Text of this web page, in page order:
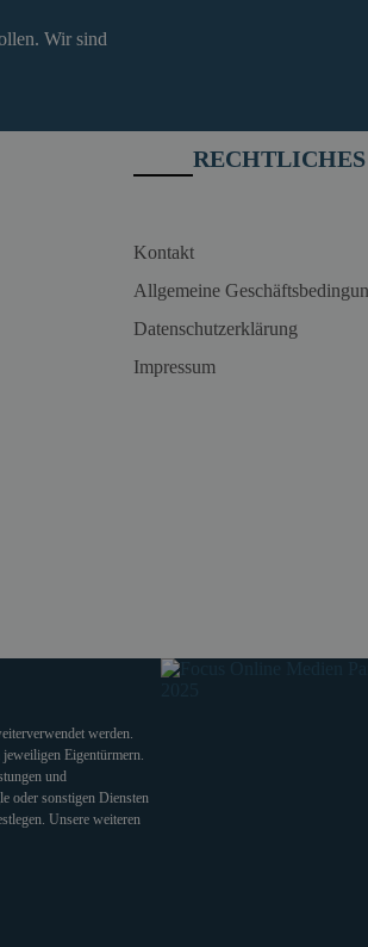
Wir sind
RECHTLICHES
Kontakt
Allgemeine
Datenschutzerklärung
Impressum
werden.
Eigentürmern.
und
oder sonstigen Diensten
Unsere weiteren